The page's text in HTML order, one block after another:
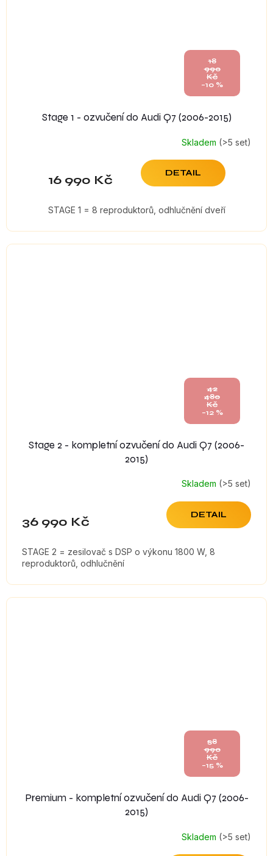
18
990
Kč
–10 %
Stage 1 - ozvučení do Audi Q7 (2006-2015)
Skladem (>5 set)
16 990 Kč DETAIL
STAGE 1 = 8 reproduktorů, odhlučnění dveří
42
480
Kč
–12 %
Stage 2 - kompletní ozvučení do Audi Q7 (2006-
2015)
Skladem (>5 set)
36 990 Kč DETAIL
STAGE 2 = zesilovač s DSP o výkonu 1800 W, 8
reproduktorů, odhlučnění
58
990
Kč
–15 %
Premium - kompletní ozvučení do Audi Q7 (2006-
2015)
Skladem (>5 set)